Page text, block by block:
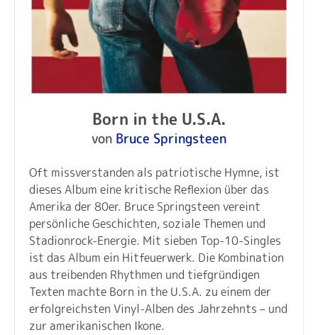
Born in the U.S.A.
von Bruce Springsteen
Oft missverstanden als patriotische Hymne, ist
dieses Album eine kritische Reflexion über das
Amerika der 80er. Bruce Springsteen vereint
persönliche Geschichten, soziale Themen und
Stadionrock-Energie. Mit sieben Top-10-Singles
ist das Album ein Hitfeuerwerk. Die Kombination
aus treibenden Rhythmen und tiefgründigen
Texten machte Born in the U.S.A. zu einem der
erfolgreichsten Vinyl-Alben des Jahrzehnts – und
zur amerikanischen Ikone.